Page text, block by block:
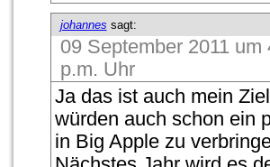
johannes sagt:
09 September 2011 um
p.m. Uhr
Ja das ist auch mein
würden auch schon ein
in Big Apple zu